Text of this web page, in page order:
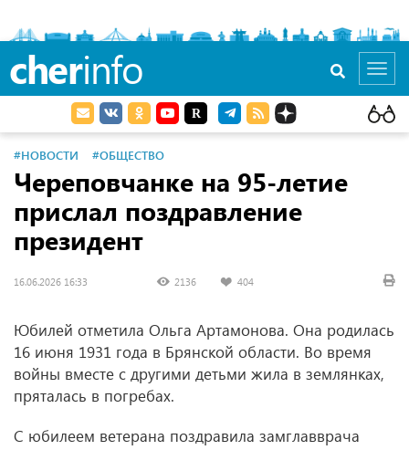
cherinfo
#НОВОСТИ #ОБЩЕСТВО
Череповчанке на 95-летие
прислал поздравление
президент
16.06.2026 16:33 2136 404
Юбилей отметила Ольга Артамонова. Она родилась
16 июня 1931 года в Брянской области. Во время
войны вместе с другими детьми жила в землянках,
пряталась в погребах.
С юбилеем ветерана поздравила замглавврача